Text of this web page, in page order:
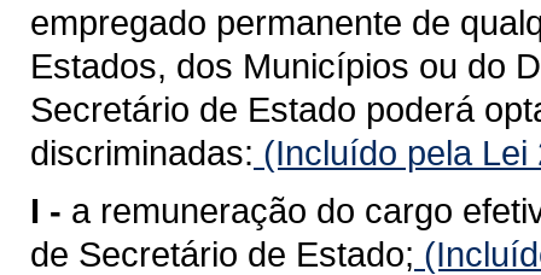
empregado permanente de
Estados, dos Municípios ou do
Secretário de Estado poderá
discriminadas: (Incluído pela Lei
I - a remuneração do cargo
de Secretário de Estado;